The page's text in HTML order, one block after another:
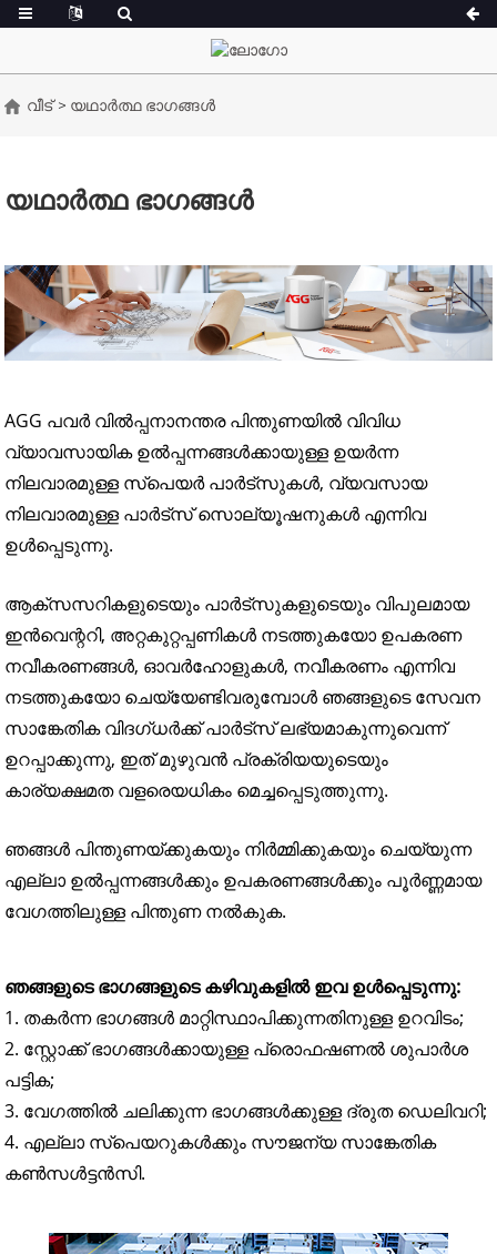
വീട് യഥാർത്ഥ ഭാഗങ്ങൾ
യഥാർത്ഥ ഭാഗങ്ങൾ
AGG പവർ വിൽപ്പനാനന്തര പിന്തുണയിൽ വിവിധ
വ്യാവസായിക ഉൽപ്പന്നങ്ങൾക്കായുള്ള ഉയർന്ന
നിലവാരമുള്ള സ്പെയർ പാർട്‌സുകൾ, വ്യവസായ
നിലവാരമുള്ള പാർട്‌സ് സൊല്യൂഷനുകൾ എന്നിവ
ഉൾപ്പെടുന്നു.
ആക്‌സസറികളുടെയും പാർട്‌സുകളുടെയും വിപുലമായ
ഇൻവെന്ററി, അറ്റകുറ്റപ്പണികൾ നടത്തുകയോ ഉപകരണ
നവീകരണങ്ങൾ, ഓവർഹോളുകൾ, നവീകരണം എന്നിവ
നടത്തുകയോ ചെയ്യേണ്ടിവരുമ്പോൾ ഞങ്ങളുടെ സേവന
സാങ്കേതിക വിദഗ്ധർക്ക് പാർട്‌സ് ലഭ്യമാകുന്നുവെന്ന്
ഉറപ്പാക്കുന്നു, ഇത് മുഴുവൻ പ്രക്രിയയുടെയും
കാര്യക്ഷമത വളരെയധികം മെച്ചപ്പെടുത്തുന്നു.
ഞങ്ങൾ പിന്തുണയ്ക്കുകയും നിർമ്മിക്കുകയും ചെയ്യുന്ന
എല്ലാ ഉൽപ്പന്നങ്ങൾക്കും ഉപകരണങ്ങൾക്കും പൂർണ്ണമായ
വേഗത്തിലുള്ള പിന്തുണ നൽകുക.
ഞങ്ങളുടെ ഭാഗങ്ങളുടെ കഴിവുകളിൽ ഇവ ഉൾപ്പെടുന്നു:
1. തകർന്ന ഭാഗങ്ങൾ മാറ്റിസ്ഥാപിക്കുന്നതിനുള്ള ഉറവിടം;
2. സ്റ്റോക്ക് ഭാഗങ്ങൾക്കായുള്ള പ്രൊഫഷണൽ ശുപാർശ
പട്ടിക;
3. വേഗത്തിൽ ചലിക്കുന്ന ഭാഗങ്ങൾക്കുള്ള ദ്രുത ഡെലിവറി;
4. എല്ലാ സ്പെയറുകൾക്കും സൗജന്യ സാങ്കേതിക
കൺസൾട്ടൻസി.
CU സീരീസ് 33-300 kVA
ഡിഇ സീരീസ് 22-250
കെവിഎ
കെ സെറീസ് 7-49 കെവിഎ
എസ് സീരീസ്
ഡിഇ സീരീസ്
കെവിഎ
ഡി സീരീസ്